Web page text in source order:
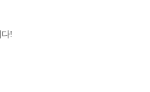
!